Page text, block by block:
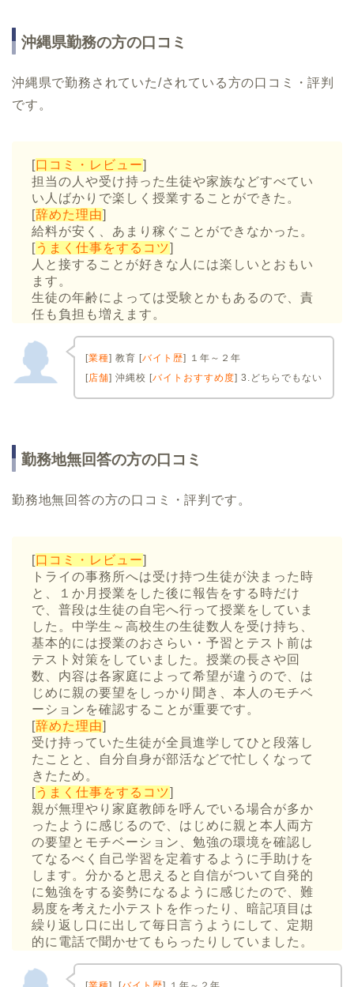
沖縄県勤務の方の口コミ
沖縄県で勤務されていた/されている方の口コミ・評判
です。
[口コミ・レビュー]
担当の人や受け持った生徒や家族などすべてい
い人ばかりで楽しく授業することができた。
[辞めた理由]
給料が安く、あまり稼ぐことができなかった。
[うまく仕事をするコツ]
人と接することが好きな人には楽しいとおもい
ます。
生徒の年齢によっては受験とかもあるので、責
任も負担も増えます。
[業種] 教育 [バイト歴] １年～２年
[店舗] 沖縄校 [バイトおすすめ度] 3.どちらでもない
勤務地無回答の方の口コミ
勤務地無回答の方の口コミ・評判です。
[口コミ・レビュー]
トライの事務所へは受け持つ生徒が決まった時
と、１か月授業をした後に報告をする時だけ
で、普段は生徒の自宅へ行って授業をしていま
した。中学生～高校生の生徒数人を受け持ち、
基本的には授業のおさらい・予習とテスト前は
テスト対策をしていました。授業の長さや回
数、内容は各家庭によって希望が違うので、は
じめに親の要望をしっかり聞き、本人のモチベ
ーションを確認することが重要です。
[辞めた理由]
受け持っていた生徒が全員進学してひと段落し
たことと、自分自身が部活などで忙しくなって
きたため。
[うまく仕事をするコツ]
親が無理やり家庭教師を呼んでいる場合が多か
ったように感じるので、はじめに親と本人両方
の要望とモチベーション、勉強の環境を確認し
てなるべく自己学習を定着するように手助けを
します。分かると思えると自信がついて自発的
に勉強をする姿勢になるように感じたので、難
易度を考えた小テストを作ったり、暗記項目は
繰り返し口に出して毎日言うようにして、定期
的に電話で聞かせてもらったりしていました。